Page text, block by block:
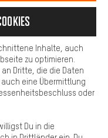
Batterieentsorgung
ändern
exkl. MwSt zuzüglich
nachUSA.
Möglichkeit zusätzliche
die richtigen Produkte zu
Chat-Funktion an, damit
werden können.
unsere Webseite
Inhalte, auch
zu optimieren.
Dritte, die die Daten
eine Übermittlung
oder
Du in die